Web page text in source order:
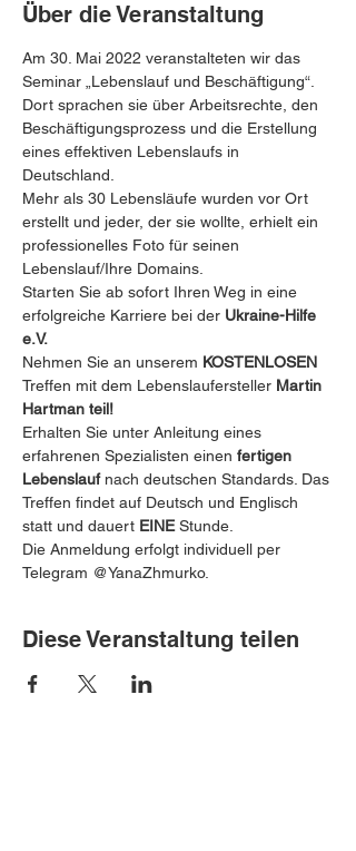
Über die Veranstaltung
Am 30. Mai 2022 veranstalteten wir das
Seminar „Lebenslauf und Beschäftigung“.
Dort sprachen sie über Arbeitsrechte, den
Beschäftigungsprozess und die Erstellung
eines effektiven Lebenslaufs in
Deutschland.
Mehr als 30 Lebensläufe wurden vor Ort
erstellt und jeder, der sie wollte, erhielt ein
professionelles Foto für seinen
Lebenslauf/Ihre Domains.
Starten Sie ab sofort Ihren Weg in eine
erfolgreiche Karriere bei der Ukraine-Hilfe
e.V.
Nehmen Sie an unserem KOSTENLOSEN
Treffen mit dem Lebenslaufersteller Martin
Hartman teil!
Erhalten Sie unter Anleitung eines
erfahrenen Spezialisten einen fertigen
Lebenslauf nach deutschen Standards. ️Das
Treffen findet auf Deutsch und Englisch
statt und dauert EINE Stunde.
Die Anmeldung erfolgt individuell per
Telegram @YanaZhmurko.
Diese Veranstaltung teilen